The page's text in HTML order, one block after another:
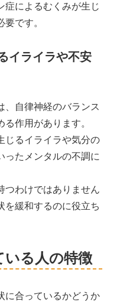
症によるむくみが生じ
です。
イライラや不安
、自律神経のバランス
作用があります。
じるイライラや気分の
ったメンタルの不調に
つわけではありません
を緩和するのに役立ち
いる人の特徴
に合っているかどうか